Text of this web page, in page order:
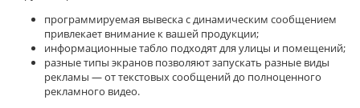
программируемая вывеска с динамическим сообщением
привлекает внимание к вашей продукции;
информационные табло подходят для улицы и помещений;
разные типы экранов позволяют запускать разные виды
рекламы — от текстовых сообщений до полноценного
рекламного видео.